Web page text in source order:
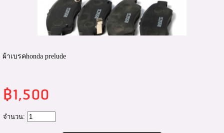
ผ้าเบรคhonda prelude
฿1,500
จำนวน: